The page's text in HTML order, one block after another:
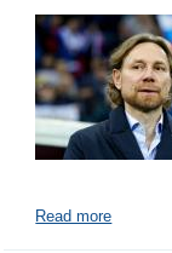
Read more